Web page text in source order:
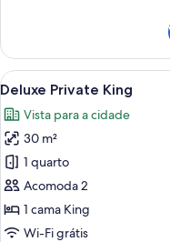
executiva
Carrega
todas
as
fotos
de
Deluxe
Private
King
5
Deluxe Private King
Vista para a cidade
30 m²
1 quarto
Acomoda 2
1 cama King
Wi-Fi grátis